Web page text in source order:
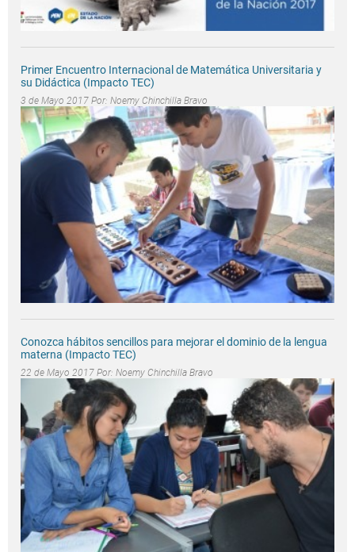
Primer Encuentro Internacional de Matemática Universitaria y
su Didáctica (Impacto TEC)
3 de Mayo 2017 Por: Noemy Chinchilla Bravo
Conozca hábitos sencillos para mejorar el dominio de la lengua
materna (Impacto TEC)
22 de Mayo 2017 Por: Noemy Chinchilla Bravo